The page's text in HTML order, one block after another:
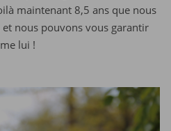
maintenant 8,5 ans que nous
nous pouvons vous garantir
lui !